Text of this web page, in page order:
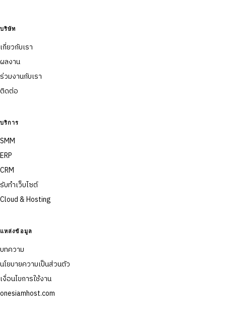
บริษัท
เกี่ยวกับเรา
ผลงาน
ร่วมงานกับเรา
ติดต่อ
บริการ
SMM
ERP
CRM
รับทำเว็บไซต์
Cloud & Hosting
แหล่งข้อมูล
บทความ
นโยบายความเป็นส่วนตัว
เงื่อนไขการใช้งาน
onesiamhost.com